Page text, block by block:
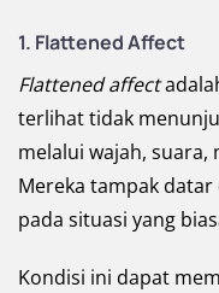
1. Flattened Affect
Flattened affect
terlihat tidak
melalui wajah,
Mereka tampak
pada situasi yang
Kondisi ini dapat